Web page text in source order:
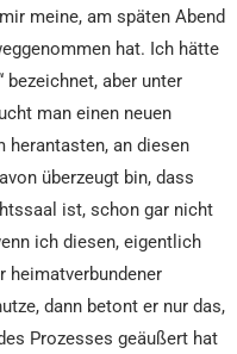
meine, am späten Abend
hat. Ich hätte
bezeichnet, aber unter
man einen neuen
herantasten, an diesen
überzeugt bin, dass
ist, schon gar nicht
ich diesen, eigentlich
heimatverbundener
dann betont er nur das,
Prozesses geäußert hat